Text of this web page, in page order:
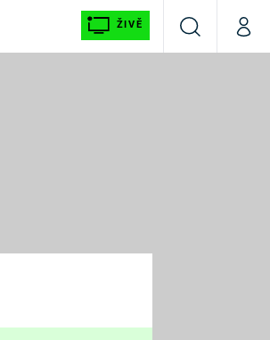
ŽIVĚ
VyhledáváníMůj
Prima LAJK